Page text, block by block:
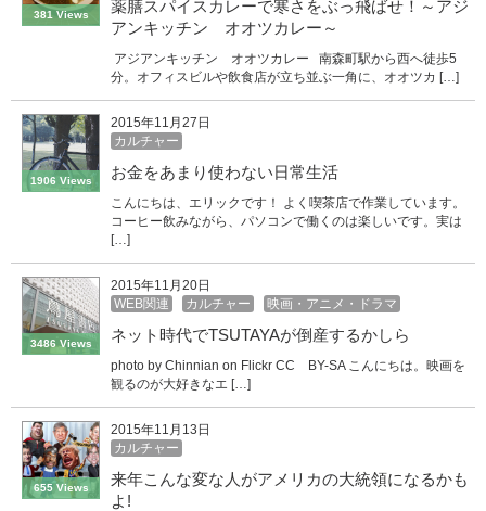
381 Views
薬膳スパイスカレーで寒さをぶっ飛ばせ！～アジ
アンキッチン オオツカレー～
アジアンキッチン オオツカレー 南森町駅から西へ徒歩5
分。オフィスビルや飲食店が立ち並ぶ一角に、オオツカ […]
1906 Views
2015年11月27日
カルチャー
お金をあまり使わない日常生活
こんにちは、エリックです！ よく喫茶店で作業しています。
コーヒー飲みながら、パソコンで働くのは楽しいです。実は
[…]
3486 Views
2015年11月20日
WEB関連
カルチャー 映画・アニメ・ドラマ
ネット時代でTSUTAYAが倒産するかしら
photo by Chinnian on Flickr CC BY-SA こんにちは。映画を
観るのが大好きなエ […]
655 Views
2015年11月13日
カルチャー
来年こんな変な人がアメリカの大統領になるかも
よ!